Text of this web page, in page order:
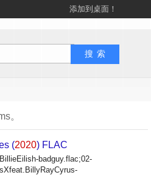
添加到桌面！
。
(2020) FLAC
badguy.flac;02-